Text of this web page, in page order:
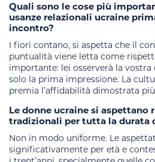
Quali sono le cose più
usanze relazionali ucraine
incontro?
I fiori contano, si aspetta che il
puntualità viene letta come
importante: lei osserverà la
solo la prima impressione. La
premia l’affidabilità dimostrata
Le donne ucraine si aspettano
tradizionali per tutta la durata
Non in modo uniforme. Le
significativamente per età e